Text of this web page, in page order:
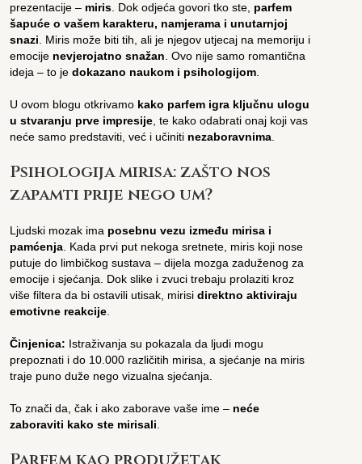
prezentacije – miris. Dok odjeća govori tko ste, parfem
šapuće o vašem karakteru, namjerama i unutarnjoj
snazi. Miris može biti tih, ali je njegov utjecaj na memoriju i
emocije nevjerojatno snažan. Ovo nije samo romantična
ideja – to jedokazano naukom i psihologijom.
U ovom blogu otkrivamo kako parfem igra ključnu ulogu
u stvaranju prve impresije, te kako odabrati onaj koji vas
neće samo predstaviti, već i učiniti nezaboravnima.
Psihologija mirisa: zašto nos
zapamti prije nego um?
Ljudski mozak ima posebnu vezu između mirisa i
pamćenja. Kada prvi put nekoga sretnete, miris koji nose
putuje do limbičkog sustava – dijela mozga zaduženog za
emocije i sjećanja. Dok slike i zvuci trebaju prolaziti kroz
više filtera da bi ostavili utisak, mirisidirektno aktiviraju
emotivne reakcije.
Činjenica: Istraživanja su pokazala da ljudi mogu
prepoznati i do 10.000 različitih mirisa, a sjećanje na miris
traje puno duže nego vizualna sjećanja.
To znači da, čak i ako zaborave vaše ime – neće
zaboraviti kako ste mirisali.